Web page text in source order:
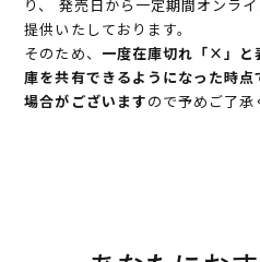
り、 発売日から一定期間オンラ
提供いたしております。
そのため、 一度在庫切れ「×」と
庫を共有できるようになった時
場合がございますので予めご了承